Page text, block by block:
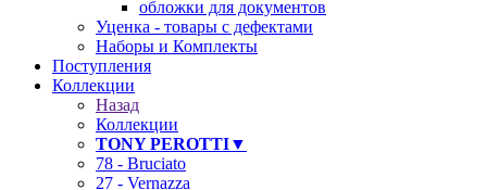
обложки для документов
Уценка - товары с дефектами
Наборы и Комплекты
Поступления
Коллекции
Назад
Коллекции
TONY PEROTTI▼
78 - Bruciato
27 - Vernazza